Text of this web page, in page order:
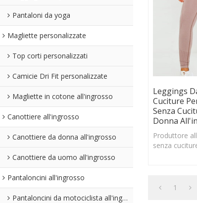
Pantaloni da yoga
Magliette personalizzate
Top corti personalizzati
Camicie Dri Fit personalizzate
Magliette in cotone all'ingrosso
Canottiere all'ingrosso
Canottiere da donna all'ingrosso
Canottiere da uomo all'ingrosso
Pantaloncini all'ingrosso
Pantaloncini da motociclista all'ingrosso
Leggings
Cuciture
Senza
Donna
Produttore
senza
1